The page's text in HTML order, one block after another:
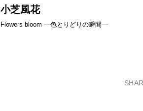
小芝風花
Flowers bloom —色とりどりの瞬間—